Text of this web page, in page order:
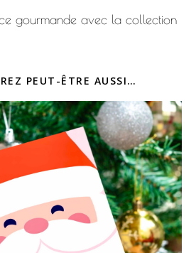
gourmande avec la collection
PEUT-ÊTRE AUSSI…